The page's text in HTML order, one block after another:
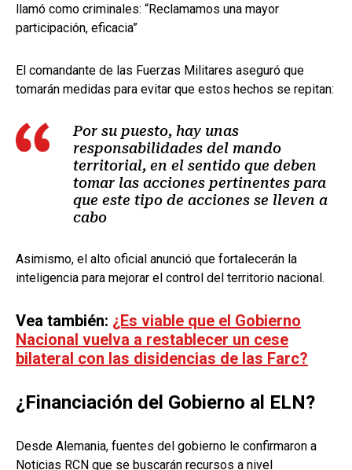
llamó como criminales: “Reclamamos una mayor
participación, eficacia”
El comandante de las Fuerzas Militares aseguró que
tomarán medidas para evitar que estos hechos se repitan:
Por su puesto, hay unas
responsabilidades del mando
territorial, en el sentido que deben
tomar las acciones pertinentes para
que este tipo de acciones se lleven a
cabo
Asimismo, el alto oficial anunció que fortalecerán la
inteligencia para mejorar el control del territorio nacional.
Vea también: ¿Es viable que el Gobierno
Nacional vuelva a restablecer un cese
bilateral con las disidencias de las Farc?
¿Financiación del Gobierno al ELN?
Desde Alemania, fuentes del gobierno le confirmaron a
Noticias RCN que se buscarán recursos a nivel